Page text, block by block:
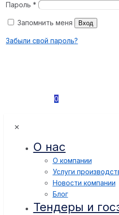
Пароль*
Запомнить меня Вход
Забыли свой пароль?
0
✕
О нас
О компании
Услуги
Новости компании
Блог
Тендеры и